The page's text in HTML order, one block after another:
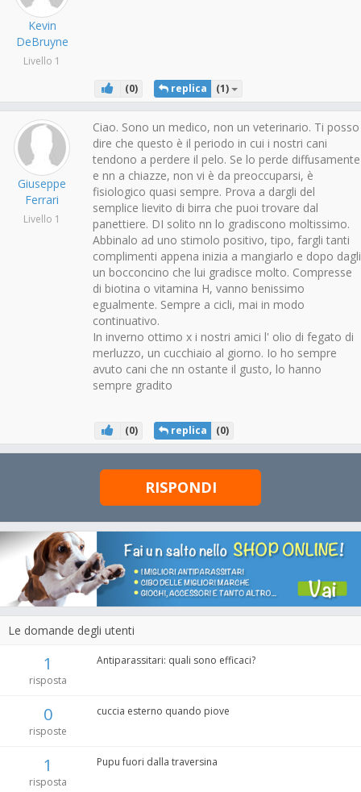
Kevin
DeBruyne
Livello 1
(0) replica (1)
Giuseppe
Ferrari
Livello 1
Ciao. Sono un medico, non un veterinario. Ti posso
dire che questo è il periodo in cui i nostri cani
tendono a perdere il pelo. Se lo perde diffusamente
e nn a chiazze, non vi è da preoccuparsi, è
fisiologico quasi sempre. Prova a dargli del
semplice lievito di birra che puoi trovare dal
panettiere. DI solito nn lo gradiscono moltissimo.
Abbinalo ad uno stimolo positivo, tipo, fargli tanti
complimenti appena inizia a mangiarlo e dopo dagli
un bocconcino che lui gradisce molto. Compresse
di biotina o vitamina H, vanno benissimo
egualmente. Sempre a cicli, mai in modo
continuativo.
In inverno ottimo x i nostri amici l' olio di fegato di
merluzzo, un cucchiaio al giorno. Io ho sempre
avuto cani che nn ostante il gusto, lo hanno
sempre gradito
(0) replica (0)
RISPONDI
Le domande degli utenti
1
risposta
Antiparassitari: quali sono efficaci?
0
risposte
cuccia esterno quando piove
1
risposta
Pupu fuori dalla traversina